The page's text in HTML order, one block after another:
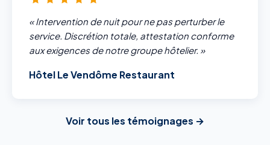
« Intervention de nuit pour ne pas perturber le
service. Discrétion totale, attestation conforme
aux exigences de notre groupe hôtelier. »
Hôtel Le Vendôme Restaurant
Voir tous les témoignages →